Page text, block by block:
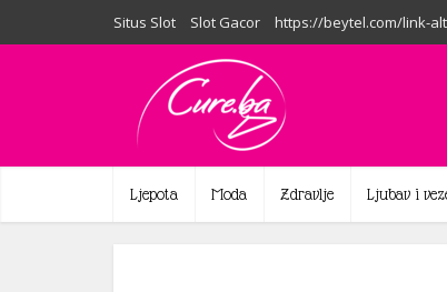
Situs Slot Slot Gacor https://beytel.com/link-
Ljepota Moda Zdravlje Ljubav i